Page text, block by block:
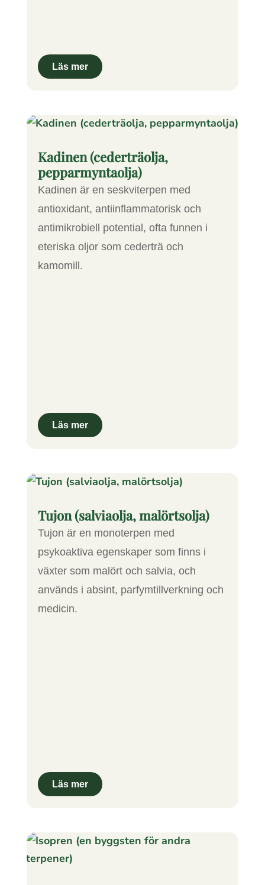
Kadinen (cederträolja,
pepparmyntaolja)
Kadinen är en seskviterpen med
antioxidant, antiinflammatorisk och
antimikrobiell potential, ofta funnen i
eteriska oljor som cederträ och
kamomill.
Tujon (salviaolja, malörtsolja)
Tujon är en monoterpen med
psykoaktiva egenskaper som finns i
växter som malört och salvia, och
används i absint, parfymtillverkning och
medicin.